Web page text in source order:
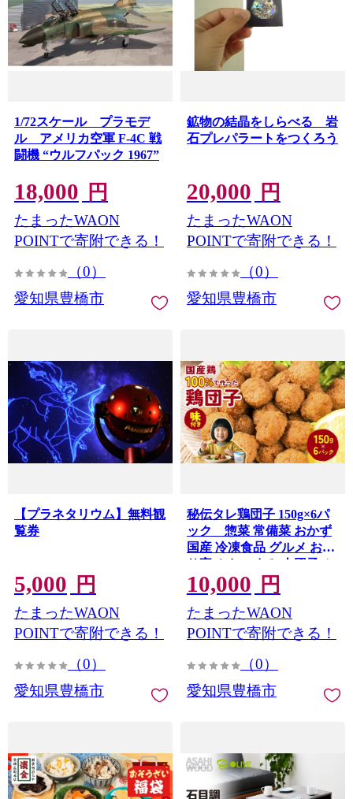
1/72スケール プラモデ
ル アメリカ空軍 F-4C 戦
闘機 “ウルフパック 1967”
18,000 円
たまったWAON
POINTで寄附できる！
（0）
愛知県豊橋市
鉱物の結晶をしらべる 岩
石プレパラートをつくろう
20,000 円
たまったWAON
POINTで寄附できる！
（0）
愛知県豊橋市
【プラネタリウム】無料観
覧券
5,000 円
たまったWAON
POINTで寄附できる！
（0）
愛知県豊橋市
秘伝タレ鶏団子 150g×6パ
ック 惣菜 常備菜 おかず
国産 冷凍食品 グルメ お取
り寄せ おつまみ 肉団子 ミ
ートボール 小分け 送料無
料 1万円 愛知県 豊橋市
10,000 円
たまったWAON
POINTで寄附できる！
（0）
愛知県豊橋市